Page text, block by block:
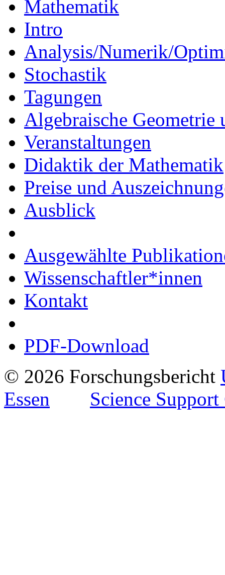
Mathematik
Intro
Analysis/Numerik/
Stochastik
Tagungen
Algebraische
Veranstaltungen
Didaktik der Mathematik
Preise und
Ausblick
Ausgewählte
Wissenschaftler*innen
Kontakt
PDF-Download
© 2026 Forschungsbericht
Essen
Science